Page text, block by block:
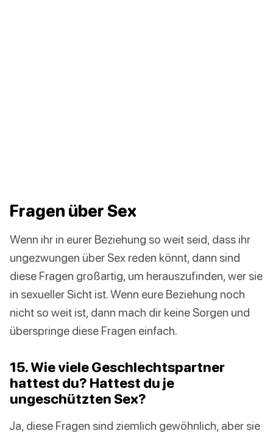
Fragen über Sex
Wenn ihr in eurer Beziehung so weit seid, dass ihr
ungezwungen über Sex reden könnt, dann sind
diese Fragen großartig, um herauszufinden, wer sie
in sexueller Sicht ist. Wenn eure Beziehung noch
nicht so weit ist, dann mach dir keine Sorgen und
überspringe diese Fragen einfach.
15. Wie viele Geschlechtspartner
hattest du? Hattest du je
ungeschützten Sex?
Ja, diese Fragen sind ziemlich gewöhnlich, aber sie